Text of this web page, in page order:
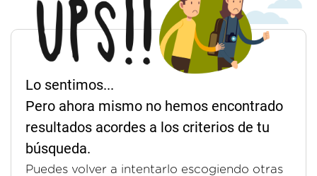
Lo sentimos...
Pero ahora mismo no hemos encontrado
resultados acordes a los criterios de tu
búsqueda.
Puedes volver a intentarlo escogiendo otras